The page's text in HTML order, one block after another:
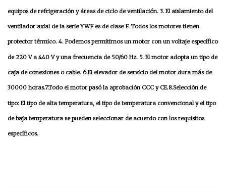
equipos de refrigeración y áreas de ciclo de ventilación. 3. El aislamiento del
ventilador axial de la serie YWF es de clase F. Todos los motores tienen
protector térmico. 4. Podemos permitirnos un motor con un voltaje específico
de 220 V a 440 V y una frecuencia de 50/60 Hz. 5. El motor adopta un tipo de
caja de conexiones o cable. 6.El elevador de servicio del motor dura más de
30000 horas.7.Todo el motor pasó la aprobación CCC y CE.8.Selección de
tipo: El tipo de alta temperatura, el tipo de temperatura convencional y el tipo
de baja temperatura se pueden seleccionar de acuerdo con los requisitos
específicos.